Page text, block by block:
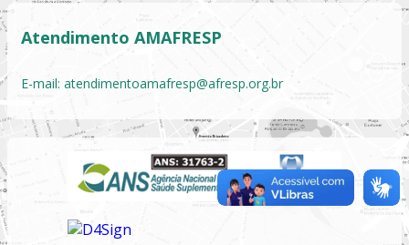
Atendimento AMAFRESP
E-mail: atendimentoamafresp@afresp.org.br